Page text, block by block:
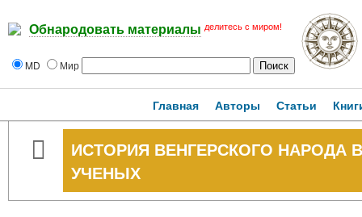
Обнародовать материалы делитесь с миром!
MD Мир
Главная Авторы Статьи
ИСТОРИЯ ВЕНГЕРСКОГО НАРОДА
УЧЕНЫХ